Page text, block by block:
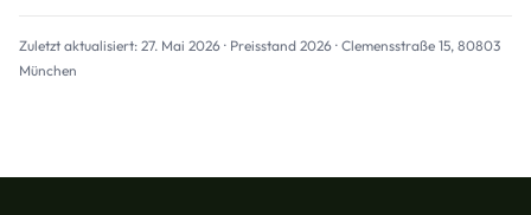
Zuletzt aktualisiert: 27. Mai 2026 · Preisstand 2026 · Clemensstraße 15, 80803
München